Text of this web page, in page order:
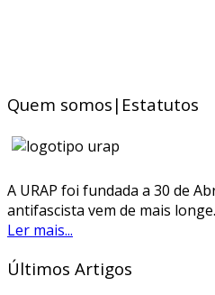
Quem somos|Estatutos
A URAP foi fundada a 30 de
antifascista vem de mais longe.
Ler mais...
Últimos Artigos